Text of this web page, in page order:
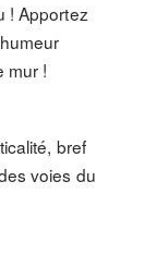
! Apportez
mur !
bref
voies du